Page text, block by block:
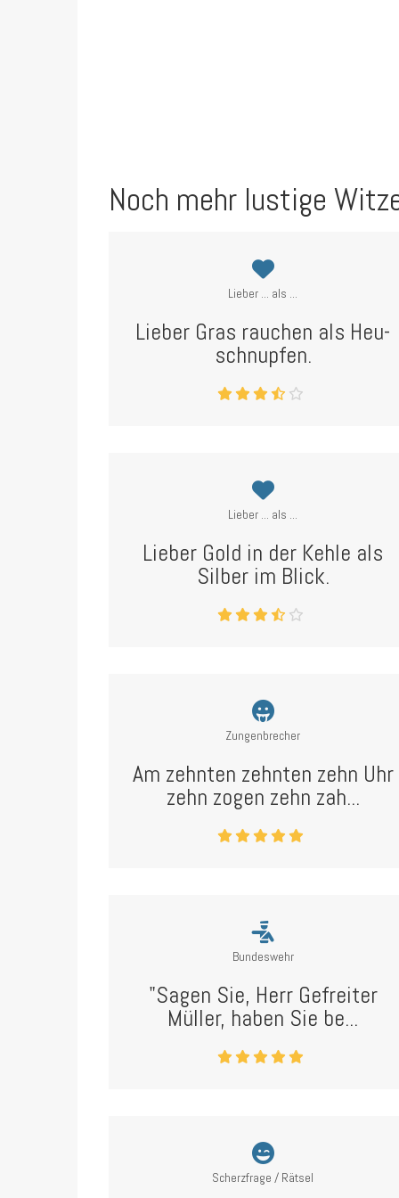
Noch mehr lustige
Lieber ... als ...
Lieber Gras rauchen als Heu-
schnupfen.
Lieber ... als ...
Lieber Gold in der Kehle als
Silber im Blick.
Zungenbrecher
Am zehnten zehnten zehn Uhr
zehn zogen zehn zah...
Bundeswehr
"Sagen Sie, Herr Gefreiter
Müller, haben Sie be...
Scherzfrage / Rätsel